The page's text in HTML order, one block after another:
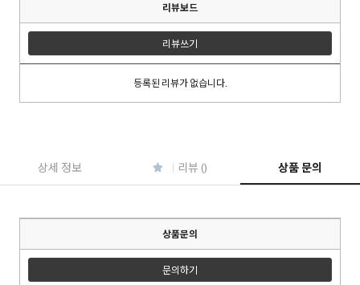
이코 라이프 하
리뷰보드
리뷰쓰기
등록된 리뷰가 없습니다.
상세 정보 리뷰 () 상품 문의
상품문의
문의하기